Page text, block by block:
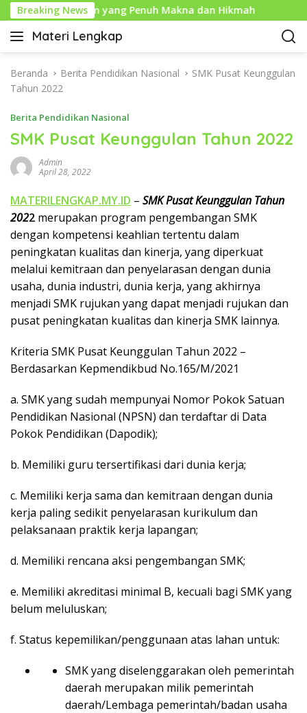
a
Breaking News
Baru Islam yang Penuh Makna dan Hikmah
Materi Lengkap
I
f
o
e
n
d
i
i
k
a
n
L
e
n
g
k
Beranda Berita Pendidikan Nasional
SMK Pusat Keunggulan
Tahun 2022
Berita Pendidikan Nasional
SMK Pusat Keunggulan Tahun 2022
Admin
April 28, 2022
MATERILENGKAP.MY.ID – SMK Pusat Keunggulan Tahun
2022 merupakan program pengembangan SMK
dengan kompetensi keahlian tertentu dalam
peningkatan kualitas dan kinerja, yang diperkuat
melalui kemitraan dan penyelarasan dengan dunia
usaha, dunia industri, dunia kerja, yang akhirnya
menjadi SMK rujukan yang dapat menjadi rujukan dan
pusat peningkatan kualitas dan kinerja SMK lainnya.
Kriteria SMK Pusat Keunggulan Tahun 2022 –
Berdasarkan Kepmendikbud No.165/M/2021
a. SMK yang sudah mempunyai Nomor Pokok Satuan
Pendidikan Nasional (NPSN) dan terdaftar di Data
Pokok Pendidikan (Dapodik);
b. Memiliki guru tersertifikasi dari dunia kerja;
c. Memiliki kerja sama dan kemitraan dengan dunia
kerja paling sedikit penyelarasan kurikulum dan
pelaksanaan praktik kerja lapangan;
d. Memiliki rencana aksi pengembangan SMK;
e. Memiliki akreditasi minimal B, kecuali bagi SMK yang
belum meluluskan;
f. Status kepemilikan/penggunaan atas lahan untuk:
SMK yang diselenggarakan oleh pemerintah
daerah merupakan milik pemerintah
daerah/Lembaga pemerintah/badan usaha